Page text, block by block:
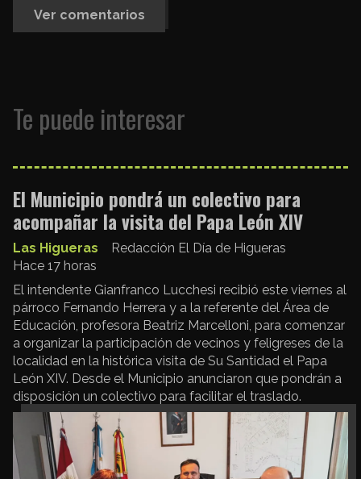
Ver comentarios
Te puede interesar
El Municipio pondrá un colectivo para
acompañar la visita del Papa León XIV
Redacción El Día de Higueras
Las Higueras
Hace 17 horas
El intendente Gianfranco Lucchesi recibió este viernes al
párroco Fernando Herrera y a la referente del Área de
Educación, profesora Beatriz Marcelloni, para comenzar
a organizar la participación de vecinos y feligreses de la
localidad en la histórica visita de Su Santidad el Papa
León XIV. Desde el Municipio anunciaron que pondrán a
disposición un colectivo para facilitar el traslado.